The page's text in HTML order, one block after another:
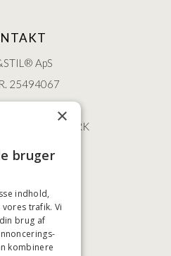
ApS
25494067
202
• DANMARK
5084
×
bruger
indhold,
trafik. Vi
brug af
kombinere